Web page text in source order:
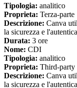
Tipologia: analitico
Proprieta: Terza-parte
Descrizione: Canva
la sicurezza e
Durata: 3 ore
Nome: CDI
Tipologia: analitico
Proprieta: Third-party
Descrizione: Canva
la sicurezza e